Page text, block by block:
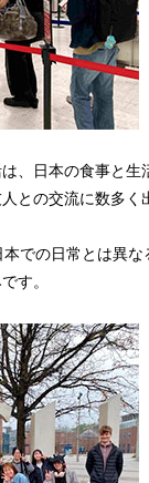
、日本の食事と
との交流に数多く
での日常とは異
す。